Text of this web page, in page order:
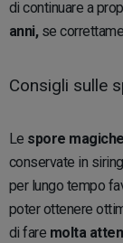
di continuare a
anni,se
Consigli sulle
Le spore magiche
conservate in
per lungo tempo
poter ottenere
di fare molta